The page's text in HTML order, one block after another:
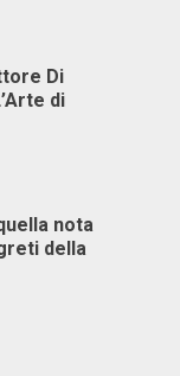
Di
di
nota
della